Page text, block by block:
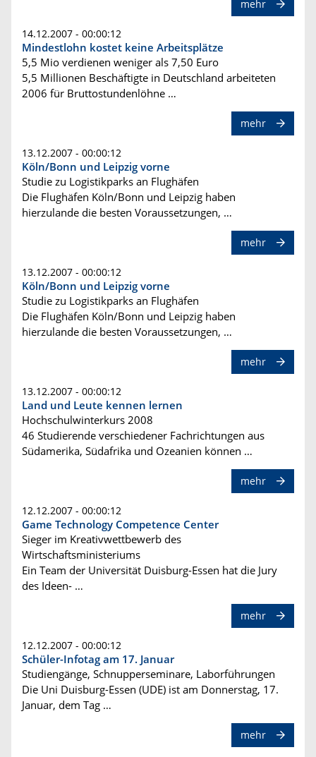
mehr
14.12.2007 - 00:00:12
Mindestlohn kostet keine Arbeitsplätze
5,5 Mio verdienen weniger als 7,50 Euro
5,5 Millionen Beschäftigte in Deutschland arbeiteten
2006 für Bruttostundenlöhne …
mehr
13.12.2007 - 00:00:12
Köln/Bonn und Leipzig vorne
Studie zu Logistikparks an Flughäfen
Die Flughäfen Köln/Bonn und Leipzig haben
hierzulande die besten Voraussetzungen, …
mehr
13.12.2007 - 00:00:12
Köln/Bonn und Leipzig vorne
Studie zu Logistikparks an Flughäfen
Die Flughäfen Köln/Bonn und Leipzig haben
hierzulande die besten Voraussetzungen, …
mehr
13.12.2007 - 00:00:12
Land und Leute kennen lernen
Hochschulwinterkurs 2008
46 Studierende verschiedener Fachrichtungen aus
Südamerika, Südafrika und Ozeanien können …
mehr
12.12.2007 - 00:00:12
Game Technology Competence Center
Sieger im Kreativwettbewerb des
Wirtschaftsministeriums
Ein Team der Universität Duisburg-Essen hat die Jury
des Ideen- …
mehr
12.12.2007 - 00:00:12
Schüler-Infotag am 17. Januar
Studiengänge, Schnupperseminare, Laborführungen
Die Uni Duisburg-Essen (UDE) ist am Donnerstag, 17.
Januar, dem Tag …
mehr